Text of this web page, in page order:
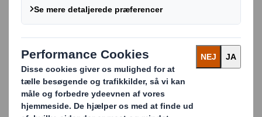
Hvad gør virksomheder nu, og hvad planlægger de at
bæredygtighed og opbygge partnerskaber på tværs af
den samlede værdikæde?
Vores undersøgelser viser, at virksomheder er hæmmet
af en uklar tilgang til indkøb af emballage og et
kortsigtet fokus på omkostninger.